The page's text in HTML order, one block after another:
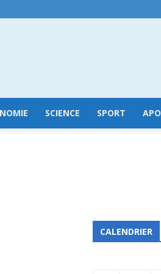
SCIENCE SPORT APO
CALENDRIER